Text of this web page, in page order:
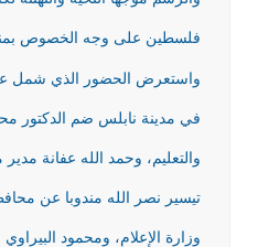
فلسطين على وجه الخصوص
واستعرض الحضور الذي شمل
في مدينة نابلس ضم الدكتور
والتعليم، وحمد الله عفانة
تيسير نصر الله مندوبا عن
وزارة الإعلام، ومحمود